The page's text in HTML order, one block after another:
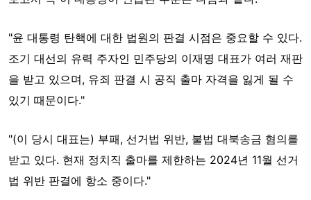
"윤 대통령 탄핵에 대한 법원의 판결 시점은 중요할 수 있다.
조기 대선의 유력 주자인 민주당의 이재명 대표가 여러 재판
을 받고 있으며, 유죄 판결 시 공직 출마 자격을 잃게 될 수
있기 때문이다."
"(이 당시 대표는) 부패, 선거법 위반, 불법 대북송금 혐의를
받고 있다. 현재 정치직 출마를 제한하는 2024년 11월 선거
법 위반 판결에 항소 중이다."